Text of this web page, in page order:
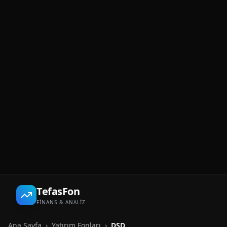
TefasFon
FİNANS & ANALİZ